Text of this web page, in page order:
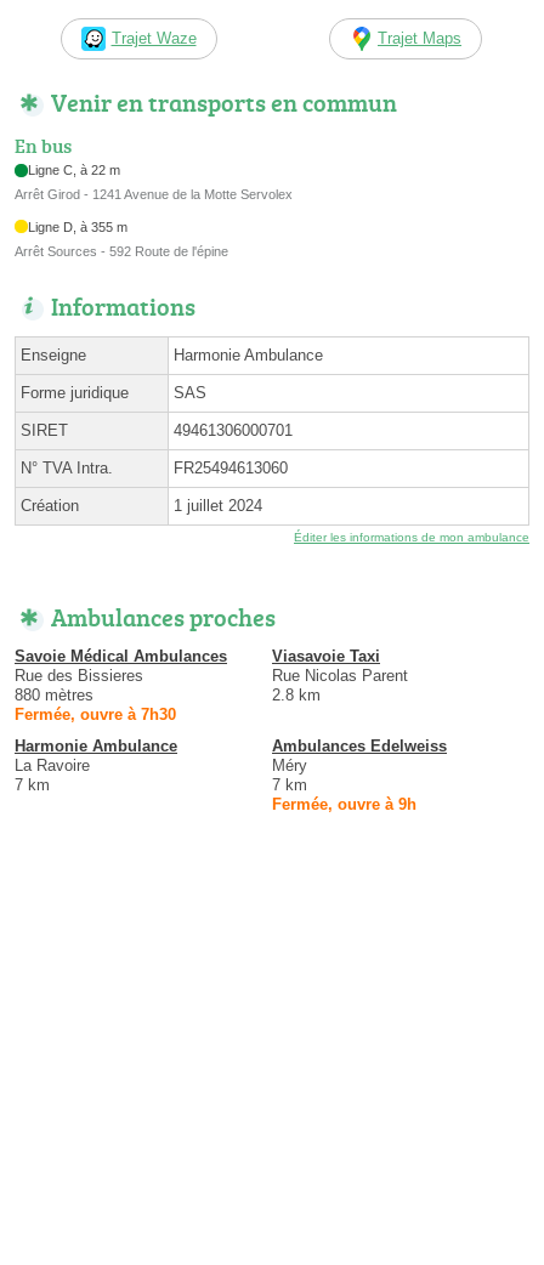
Trajet Waze Trajet Maps
Venir en transports en commun
En bus
Ligne C, à 22 m
Arrêt Girod - 1241 Avenue de la Motte Servolex
Ligne D, à 355 m
Arrêt Sources - 592 Route de l'épine
Informations
Enseigne Harmonie Ambulance
Forme juridique SAS
SIRET 49461306000701
N° TVA Intra. FR25494613060
Création 1 juillet 2024
Éditer les informations de mon ambulance
Ambulances proches
Savoie Médical Ambulances
Rue des Bissieres
880 mètres
Fermée, ouvre à 7h30
Viasavoie Taxi
Rue Nicolas Parent
2.8 km
Harmonie Ambulance
La Ravoire
7 km
Ambulances Edelweiss
Méry
7 km
Fermée, ouvre à 9h